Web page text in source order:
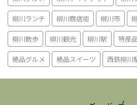
柳川ランチ 柳川商店街 柳川市
柳川散歩 柳川観光 柳川駅 特産
絶品グルメ 絶品スイーツ 西鉄柳川